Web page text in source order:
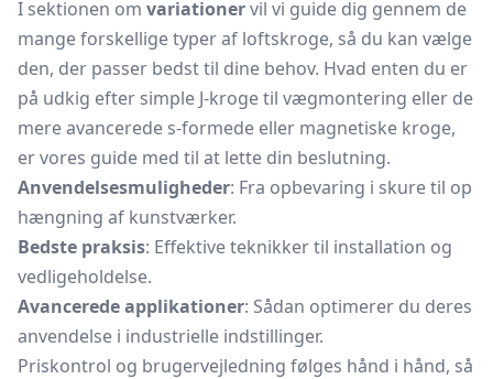
I sektionen om variationervil vi guide dig gennem de
mange forskellige typer af loftskroge, så du kan vælge
den, der passer bedst til dine behov. Hvad enten du er
på udkig efter simple J-kroge til vægmontering eller de
mere avancerede s-formede eller magnetiske kroge,
er vores guide med til at lette din beslutning.
Anvendelsesmuligheder: Fra opbevaring i skure til op
hængning af kunstværker.
Bedste praksis: Effektive teknikker til installation og
vedligeholdelse.
Avancerede applikationer: Sådan optimerer du deres
anvendelse i industrielle indstillinger.
Priskontrol og brugervejledning følges hånd i hånd, så